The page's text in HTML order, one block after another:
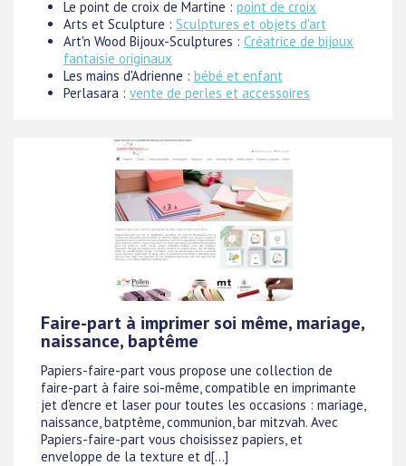
Le point de croix de Martine : point de croix
Arts et Sculpture : Sculptures et objets d'art
Art'n Wood Bijoux-Sculptures : Créatrice de bijoux
fantaisie originaux
Les mains d'Adrienne : bébé et enfant
Perlasara : vente de perles et accessoires
Faire-part à imprimer soi même, mariage,
naissance, baptême
Papiers-faire-part vous propose une collection de
faire-part à faire soi-même, compatible en imprimante
jet d'encre et laser pour toutes les occasions : mariage,
naissance, batptême, communion, bar mitzvah. Avec
Papiers-faire-part vous choisissez papiers, et
enveloppe de la texture et d[...]